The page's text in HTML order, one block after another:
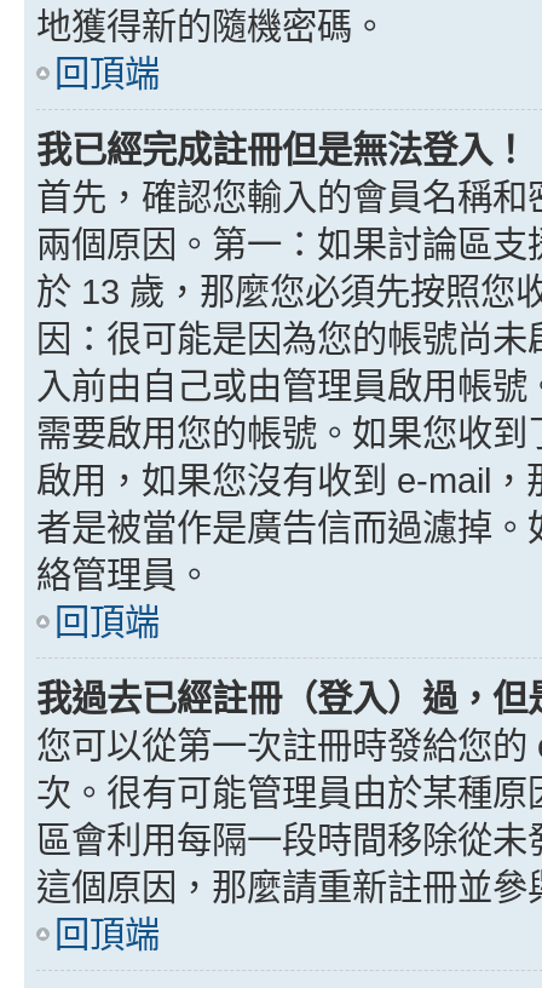
地獲得新的隨機密碼。
回頂端
我已經完成註冊但是無法登入！
首先，確認您輸入的會員名稱
兩個原因。第一：如果討論區
於 13 歲，那麼您必須先按照您
因：很可能是因為您的帳號尚
入前由自己或由管理員啟用帳
需要啟用您的帳號。如果您收
啟用，如果您沒有收到 e-mail
者是被當作是廣告信而過濾掉
絡管理員。
回頂端
我過去已經註冊（登入）過，
您可以從第一次註冊時發給您
次。很有可能管理員由於某種
區會利用每隔一段時間移除從
這個原因，那麼請重新註冊並參
回頂端